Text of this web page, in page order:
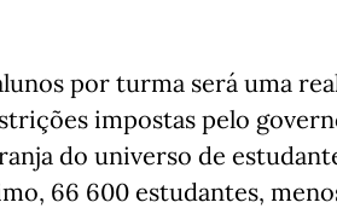
por turma será uma
impostas pelo
do universo de
66 600 estudantes,